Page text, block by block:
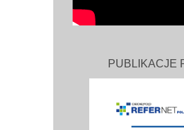
PUBLIKACJE